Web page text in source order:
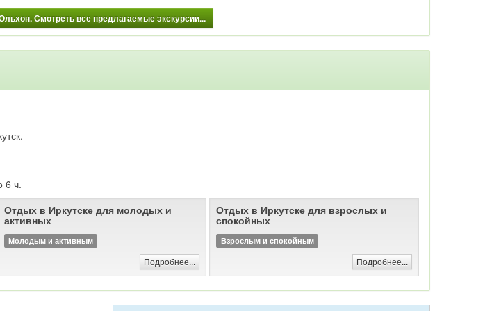
Смотреть все предлагаемые экскурсии...
6 ч.
Отдых в Иркутске для молодых и
активных
Молодым и активным
Подробнее...
Отдых в Иркутске для взрослых и
спокойных
Взрослым и спокойным
Подробнее...